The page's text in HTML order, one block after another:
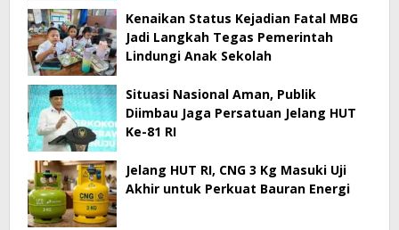
Kenaikan Status Kejadian Fatal MBG
Jadi Langkah Tegas Pemerintah
Lindungi Anak Sekolah
Situasi Nasional Aman, Publik
Diimbau Jaga Persatuan Jelang HUT
Ke-81 RI
Jelang HUT RI, CNG 3 Kg Masuki Uji
Akhir untuk Perkuat Bauran Energi